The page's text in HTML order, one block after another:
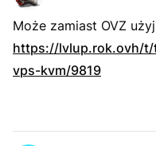
Może zamiast OVZ
https://lvlup.rok.ovh/
vps-kvm/9819